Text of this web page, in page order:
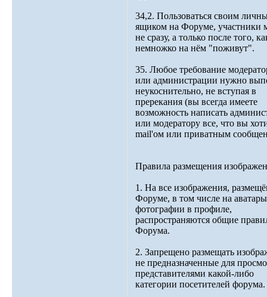
34,2. Пользоваться своим
ящиком на Форуме, участники
не сразу, а только после того,
немножко на нём "поживут".
35. Любое требование
или администрации нужно
неукоснительно, не вступая в
пререкания (вы всегда имеете
возможность написать
или модератору все, что вы
mail'ом или приватным
Правила размещения
1. На все изображения,
Форуме, в том числе на
фотографии в профиле,
распространяются общие
Форума.
2. Запрещено размещать
не предназначенные для
представителями какой-либо
категории посетителей форума.